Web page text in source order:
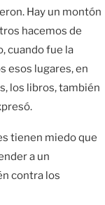
Hay un montón
hacemos de
cuando fue la
esos lugares, en
los libros, también
tienen miedo que
a un
contra los